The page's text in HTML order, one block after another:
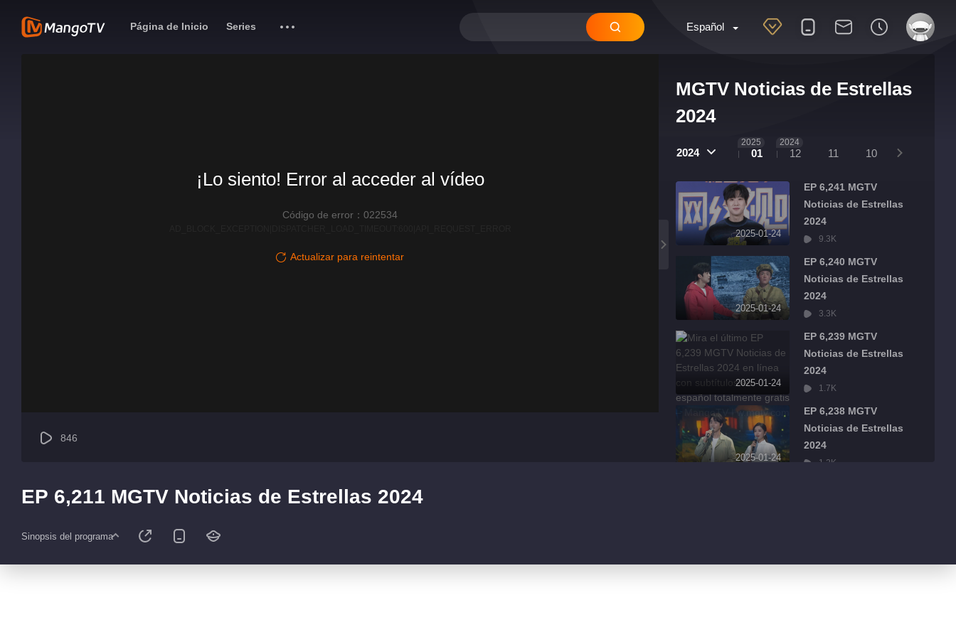
Español
Página de Inicio Series
MGTV Noticias de Estrellas
2024
2024 01
2025
12
2024
11 10
2025-01-24
EP 6,241 MGTV
Noticias de Estrellas
2024
9.3K
2025-01-24
EP 6,240 MGTV
Noticias de Estrellas
2024
3.3K
2025-01-24
EP 6,239 MGTV
Noticias de Estrellas
2024
1.7K
2025-01-24
EP 6,238 MGTV
Noticias de Estrellas
2024
1.2K
¡Lo siento! Error al acceder al vídeo
Código de error：022534
Actualizar para reintentar
846
EP 6,211 MGTV Noticias de Estrellas 2024
Sinopsis del programa